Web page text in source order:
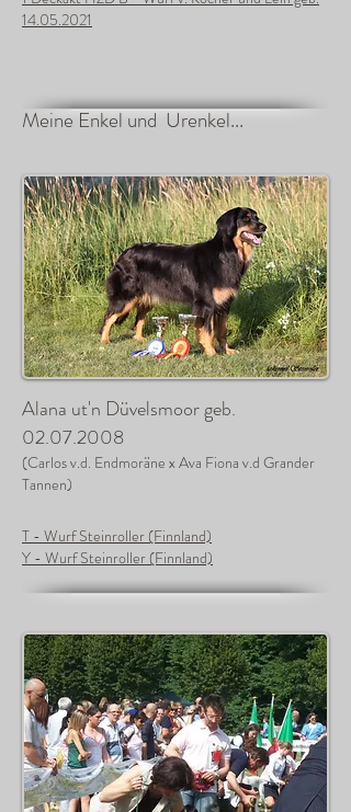
14.05.2021
Meine Enkel und Urenkel...
Alana ut'n Düvelsmoor geb.
02.07.2008
(Carlos v.d. Endmoräne x Ava Fiona v.d Grander
Tannen)
T - Wurf Steinroller (Finnland)
Y - Wurf Steinroller (Finnland)